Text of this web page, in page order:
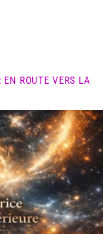
ROUTE VERS LA